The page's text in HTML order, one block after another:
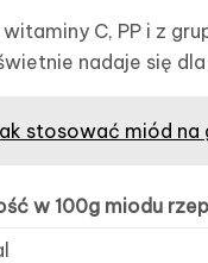
C, PP i z
nadaje się
stosować miód na
w 100g miodu